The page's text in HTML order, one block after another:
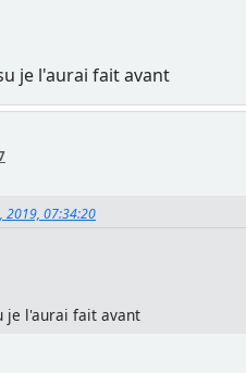
je l'aurai fait avant
2019, 07:34:20
je l'aurai fait avant